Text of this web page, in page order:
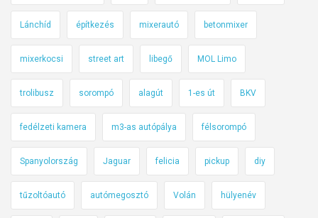
Lánchíd építkezés mixerautó betonmixer
mixerkocsi street art libegő MOL Limo
trolibusz sorompó alagút 1-es út BKV
fedélzeti kamera m3-as autópálya félsorompó
Spanyolország Jaguar felicia pickup diy
tűzoltóautó autómegosztó Volán hülyenév